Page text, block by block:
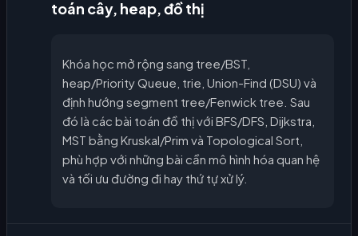
toán cây, heap, đồ thị
Khóa học mở rộng sang tree/BST,
heap/Priority Queue, trie, Union-Find (DSU) và
định hướng segment tree/Fenwick tree. Sau
đó là các bài toán đồ thị với BFS/DFS, Dijkstra,
MST bằng Kruskal/Prim và Topological Sort,
phù hợp với những bài cần mô hình hóa quan hệ
và tối ưu đường đi hay thứ tự xử lý.